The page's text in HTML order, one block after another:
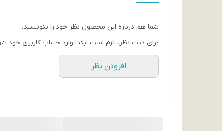
شما هم درباره این محصول نظر خود را بنویسید.
برای ثبت نظر، لازم است ابتدا وارد حساب کاربری خود
افزودن نظر